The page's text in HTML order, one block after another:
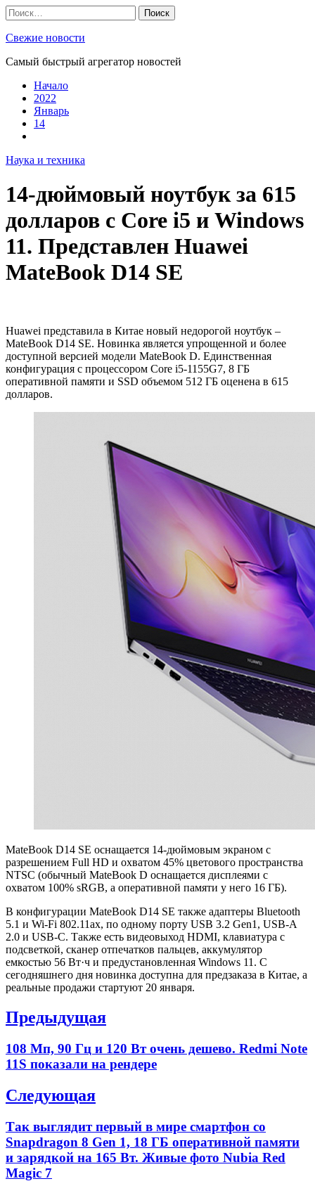
Skip
to
content
Найти:
Свежие новости
Самый быстрый агрегатор новостей
Начало
2022
Январь
14
Наука и техника
14-дюймовый ноутбук за 615
долларов с Core i5 и Windows
11. Представлен Huawei
MateBook D14 SE
Huawei представила в Китае новый недорогой ноутбук –
MateBook D14 SE. Новинка является упрощенной и более
доступной версией модели MateBook D. Единственная
конфигурация с процессором Core i5-1155G7, 8 ГБ
оперативной памяти и SSD объемом 512 ГБ оценена в 615
долларов.
MateBook D14 SE оснащается 14-дюймовым экраном с
разрешением Full HD и охватом 45% цветового пространства
NTSC (обычный MateBook D оснащается дисплеями с
охватом 100% sRGB, а оперативной памяти у него 16 ГБ).
В конфигурации MateBook D14 SE также адаптеры Bluetooth
5.1 и Wi-Fi 802.11ax, по одному порту USB 3.2 Gen1, USB-A
2.0 и USB-C. Также есть видеовыход HDMI, клавиатура с
подсветкой, сканер отпечатков пальцев, аккумулятор
емкостью 56 Вт·ч и предустановленная Windows 11. C
сегодняшнего дня новинка доступна для предзаказа в Китае, а
реальные продажи стартуют 20 января.
Навигация
записям
Предыдущая
Previous
post:
108 Мп, 90 Гц и 120 Вт очень дешево. Redmi Note
11S показали на рендере
Следующая
Next
post:
Так выглядит первый в мире смартфон со
Snapdragon 8 Gen 1, 18 ГБ оперативной памяти
и зарядкой на 165 Вт. Живые фото Nubia Red
Magic 7